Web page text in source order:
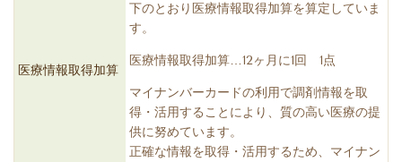
医療情報取得加算
下のとおり医療情報取得加算を算定していま
す。
医療情報取得加算…12ヶ月に1回 1点
マイナンバーカードの利用で調剤情報を取
得・活用することにより、質の高い医療の提
供に努めています。
正確な情報を取得・活用するため、マイナン